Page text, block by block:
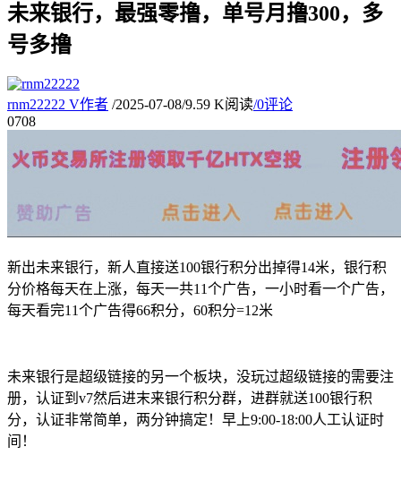
未来银行，最强零撸，单号月撸300，多
号多撸
rnm22222 V作者 /2025-07-08/9.59 K阅读/0评论
0708
新出未来银行，新人直接送100银行积分出掉得14米，银行积
分价格每天在上涨，每天一共11个广告，一小时看一个广告，
每天看完11个广告得66积分，60积分=12米
未来银行是超级链接的另一个板块，没玩过超级链接的需要注
册，认证到v7然后进末来银行积分群，进群就送100银行积
分，认证非常简单，两分钟搞定！早上9:00-18:00人工认证时
间！